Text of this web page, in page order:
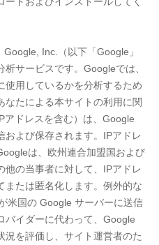
Inc.（以下「Google」
サービスです。Googleでは、
使用しているかを分析するため
なたによる本サイトの利用に関
アドレスを含む）は、Google
および保存されます。IPアドレ
は、欧州連合加盟国および
他の当事者に対して、IPアドレ
または匿名化します。例外的な
米国の Google サーバーに送信
バイダーに代わって、Google
況を評価し、サイト運営者のた